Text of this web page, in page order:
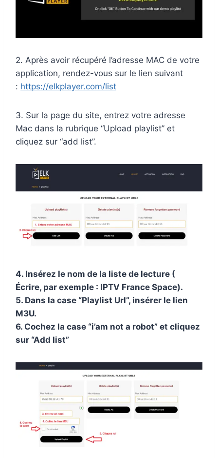
2. Après avoir récupéré l’adresse MAC de votre
application, rendez-vous sur le lien suivant
: https://elkplayer.com/list
3. Sur la page du site, entrez votre adresse
Mac dans la rubrique “Upload playlist” et
cliquez sur “add list”.
4. Insérez le nom de la liste de lecture (
Écrire, par exemple : IPTV France Space).
5. Dans la case “Playlist Url”, insérer le lien
M3U.
6. Cochez la case “i’am not a robot” et cliquez
sur “Add list”